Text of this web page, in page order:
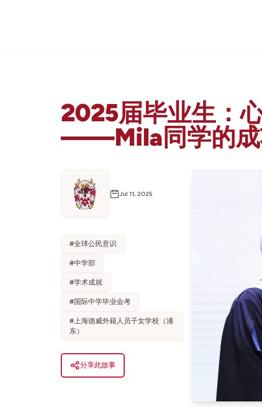
2025届毕业生：
——Mila同学的成
Jul 11, 2025
#全球公民意识
#中学部
#学术成就
#国际中学毕业会考
#上海德威外籍人员子女学校（浦
东）
分享此故事